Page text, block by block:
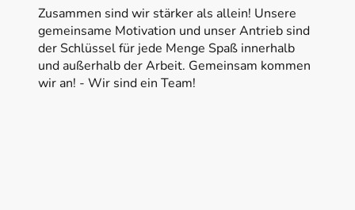
Zusammen sind wir stärker als allein! Unsere
gemeinsame Motivation und unser Antrieb sind
der Schlüssel für jede Menge Spaß innerhalb
und außerhalb der Arbeit. Gemeinsam kommen
wir an! - Wir sind ein Team!